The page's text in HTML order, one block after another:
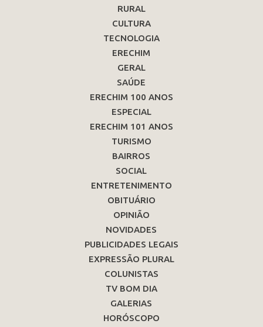
RURAL
CULTURA
TECNOLOGIA
ERECHIM
GERAL
SAÚDE
ERECHIM 100 ANOS
ESPECIAL
ERECHIM 101 ANOS
TURISMO
BAIRROS
SOCIAL
ENTRETENIMENTO
OBITUÁRIO
OPINIÃO
NOVIDADES
PUBLICIDADES LEGAIS
EXPRESSÃO PLURAL
COLUNISTAS
TV BOM DIA
GALERIAS
HORÓSCOPO